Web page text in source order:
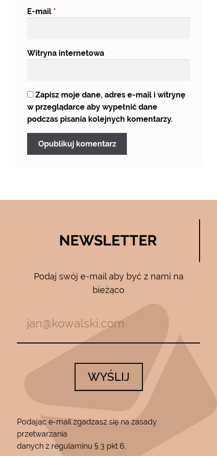
E-mail *
Witryna internetowa
Zapisz moje dane, adres e-mail i witrynę
w przeglądarce aby wypełnić dane
podczas pisania kolejnych komentarzy.
NEWSLETTER
Podaj swój e-mail aby być z nami na
bieżąco
WYŚLIJ
Podając e-mail zgadzasz się na zasady
przetwarzania
danych z regulaminu § 3 pkt 6.